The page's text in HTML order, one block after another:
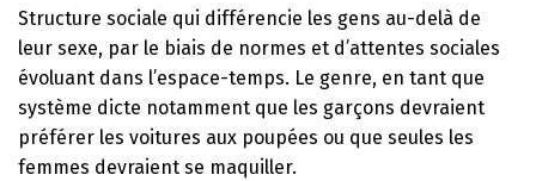
Structure sociale qui différencie les gens au-delà de
leur sexe, par le biais de normes et d’attentes sociales
évoluant dans l’espace-temps. Le genre, en tant que
système dicte notamment que les garçons devraient
préférer les voitures aux poupées ou que seules les
femmes devraient se maquiller.